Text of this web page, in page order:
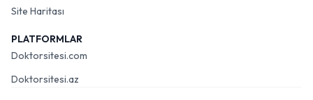
Site Haritası
PLATFORMLAR
Doktorsitesi.com
Doktorsitesi.az